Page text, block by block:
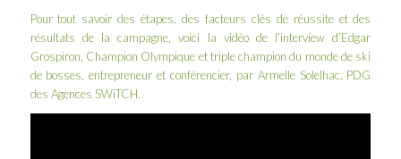
Pour tout savoir des étapes, des facteurs clés de réussite et des
résultats de la campagne, voici la vidéo de l’interview d’Edgar
Grospiron, Champion Olympique et triple champion du monde de ski
de bosses, entrepreneur et conférencier, par Armelle Solelhac, PDG
des Agences SWiTCH.